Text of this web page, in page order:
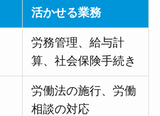
活かせる業務
労務管理、給与計
算、社会保険手続き
労働法の施行、労働
相談の対応